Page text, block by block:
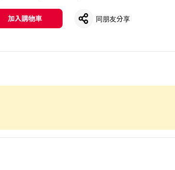
加入購物車 同朋友分享